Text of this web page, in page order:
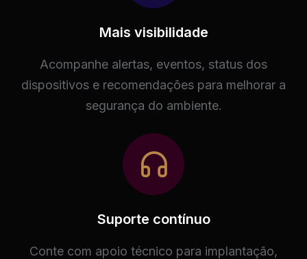
Mais visibilidade
Acompanhe alertas, eventos, status dos
dispositivos e recomendações para melhorar a
segurança do ambiente.
Suporte contínuo
Conte com apoio técnico para implantação,